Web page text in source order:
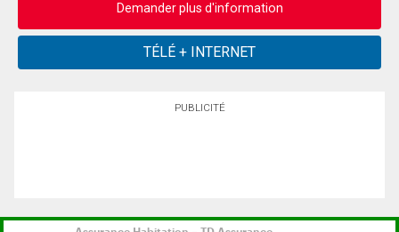
Demander plus d'information
PUBLICITÉ